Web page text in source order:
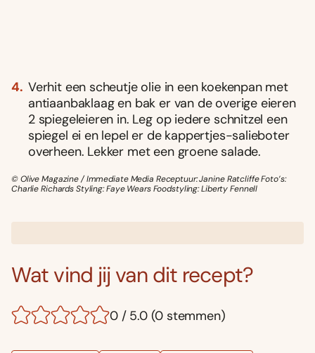
Verhit een scheutje olie in een koekenpan met
antiaanbaklaag en bak er van de overige eieren
2 spiegeleieren in. Leg op iedere schnitzel een
spiegel ei en lepel er de kappertjes-salieboter
overheen. Lekker met een groene salade.
© Olive Magazine / Immediate Media Receptuur: Janine Ratcliffe Foto’s:
Charlie Richards Styling: Faye Wears Foodstyling: Liberty Fennell
Wat vind jij van dit recept?
0 / 5.0 (0 stemmen)